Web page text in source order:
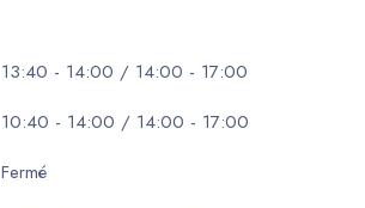
13:40 - 14:00 / 14:00 - 17:00
10:40 - 14:00 / 14:00 - 17:00
Fermé